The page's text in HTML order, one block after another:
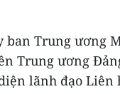
ban Trung ương
Trung ương
lãnh đạo Liên